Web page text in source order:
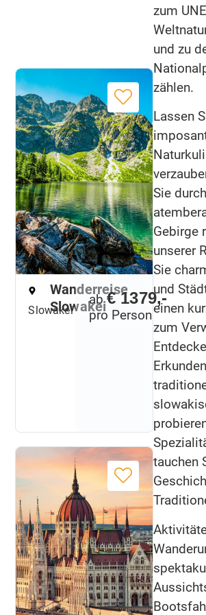
Slowakei
Wanderreise
Slowakei
ab€ 1379,-
pro Person
zum
und zu
zählen.
Lassen
Sie
Gebirge
unserer
Sie
und
einen
zum
tauchen